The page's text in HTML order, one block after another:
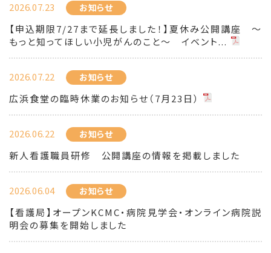
2026.07.23 お知らせ
【申込期限7/27まで延長しました！】夏休み公開講座 ～
もっと知ってほしい小児がんのこと～ イベント...
2026.07.22 お知らせ
広浜食堂の臨時休業のお知らせ（7月23日）
2026.06.22 お知らせ
新人看護職員研修 公開講座の情報を掲載しました
2026.06.04 お知らせ
【看護局】オープンKCMC・病院見学会・オンライン病院説
明会の募集を開始しました